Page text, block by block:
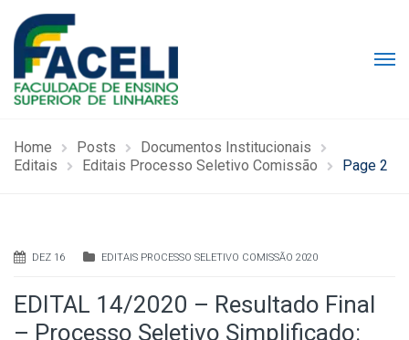
Home Posts
Documentos Institucionais
Editais
Editais Processo Seletivo Comissão Page 2
DEZ 16 EDITAIS PROCESSO SELETIVO COMISSÃO 2020
EDITAL 14/2020 – Resultado Final
– Processo Seletivo Simplificado: